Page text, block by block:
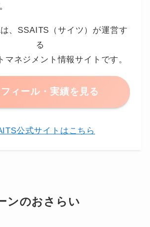
、SSAITS（サイツ）が運営す
る
マネジメント情報サイトです。
ィール・実績を見る
公式サイトはこちら
ンのおさらい